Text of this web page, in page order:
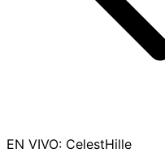
EN VIVO: CelestHille